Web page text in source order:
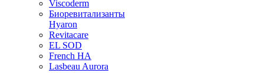
Viscoderm
Биоревитализанты
Hyaron
Revitacare
EL SOD
French HA
Lasbeau Aurora